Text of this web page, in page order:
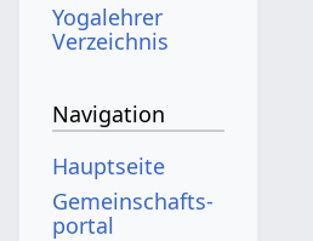
Yogalehrer
Verzeichnis
Navigation
Hauptseite
Gemeinschafts­
portal